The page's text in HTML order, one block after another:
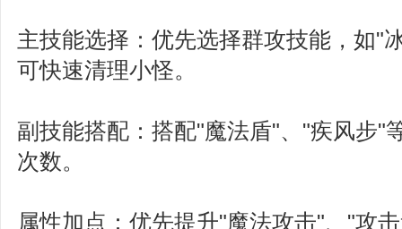
主技能选择：优先选择群攻技能，如"
可快速清理小怪。
副技能搭配：搭配"魔法盾"、"疾风步"
次数。
属性加点：优先提升"魔法攻击"、"攻